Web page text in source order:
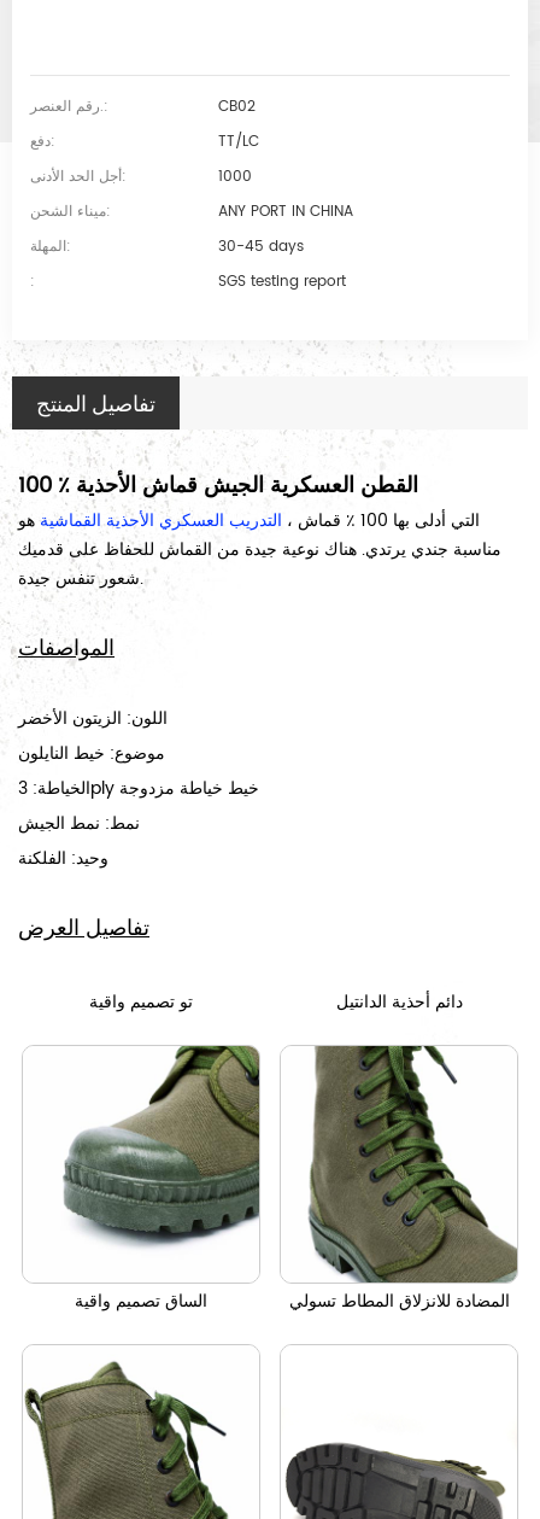
رقم العنصر.:
CB02
دفع:
TT/LC
أجل الحد الأدنى:
1000
ميناء الشحن:
ANY PORT IN CHINA
المهلة:
30-45 days
:
SGS testing report
تفاصيل المنتج
100 ٪ القطن العسكرية الجيش قماش الأحذية
التي أدلى بها 100 ٪ قماش ، التدريب العسكري الأحذية القماشية هو
مناسبة جندي يرتدي. هناك نوعية جيدة من القماش للحفاظ على قدميك
شعور تنفس جيدة.
المواصفات
اللون: الزيتون الأخضر
موضوع: خيط النايلون
الخياطة: 3ply خيط خياطة مزدوجة
نمط: نمط الجيش
وحيد: الفلكنة
تفاصيل العرض
تو تصميم واقية دائم أحذية الدانتيل
الساق تصميم واقية المضادة للانزلاق المطاط تسولي